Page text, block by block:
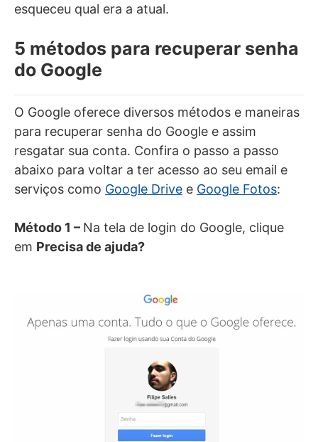
esqueceu qual era a atual.
5 métodos para recuperar senha
do Google
O Google oferece diversos métodos e maneiras
para recuperar senha do Google e assim
resgatar sua conta. Confira o passo a passo
abaixo para voltar a ter acesso ao seu email e
serviços como Google Drive e Google Fotos:
Método 1 – Na tela de login do Google, clique
em Precisa de ajuda?